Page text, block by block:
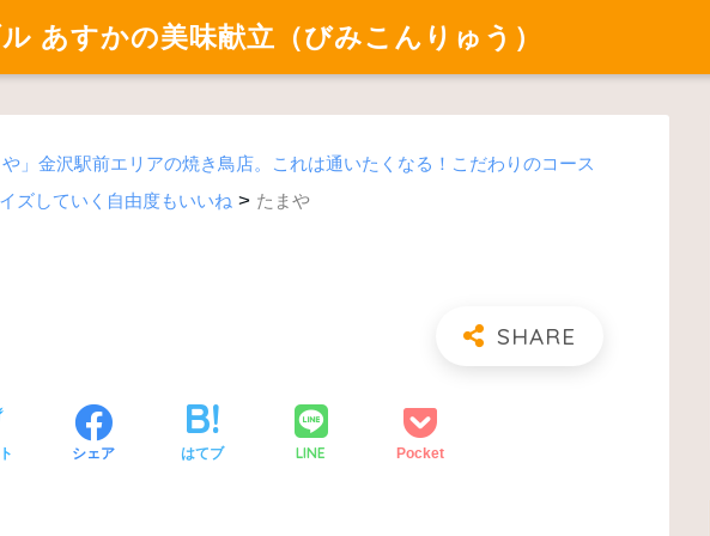
あすかの美味献立（びみこんりゅう）
や」金沢駅前エリアの焼き鳥店。これは通いたくなる！こだわりのコース
ズしていく自由度もいいね > たまや
シェア はてブ LINE Pocket